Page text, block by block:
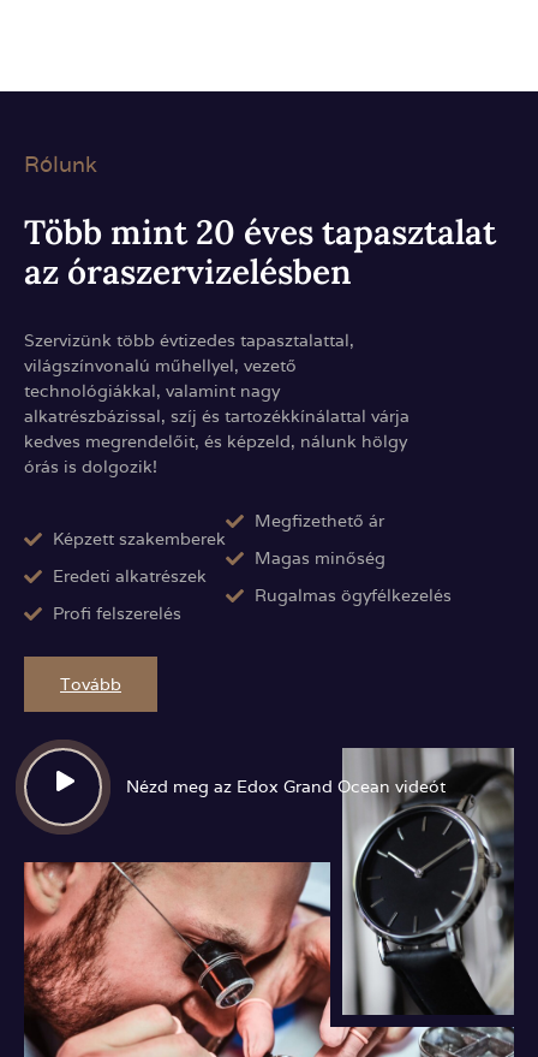
Rólunk
Több mint 20 éves tapasztalat
az óraszervizelésben
Szervizünk több évtizedes tapasztalattal,
világszínvonalú műhellyel, vezető
technológiákkal, valamint nagy
alkatrészbázissal, szíj és tartozékkínálattal várja
kedves megrendelőit, és képzeld, nálunk hölgy
órás is dolgozik!
Képzett szakemberek
Eredeti alkatrészek
Profi felszerelés
Megfizethető ár
Magas minőség
Rugalmas ögyfélkezelés
Tovább
Nézd meg az Edox Grand Ocean videót